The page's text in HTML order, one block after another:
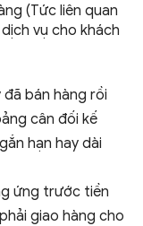
(Tức liên quan
vụ cho khách
đã bán hàng rồi
cân đối kế
hạn hay dài
ứng trước tiền
giao hàng cho